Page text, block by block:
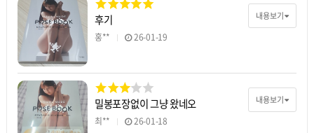
내용보기
후기
홍** 26-01-19
내용보기
밀봉포장없이 그냥 왔네오
최** 26-01-18